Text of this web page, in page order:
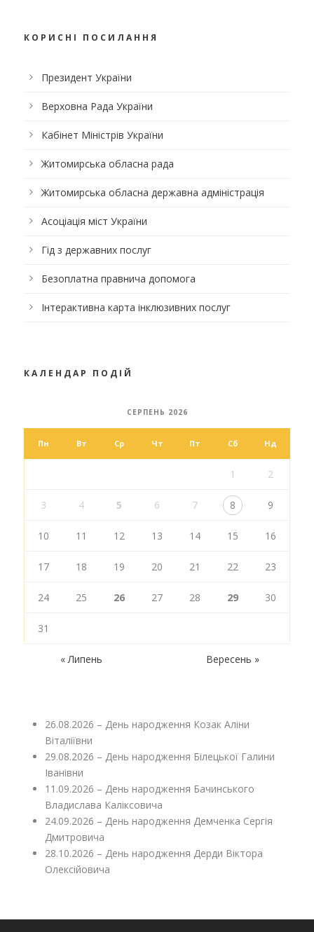
КОРИСНІ ПОСИЛАННЯ
Президент України
Верховна Рада України
Кабінет Міністрів України
Житомирська обласна рада
Житомирська обласна державна адміністрація
Асоціація міст України
Гід з державних послуг
Безоплатна правнича допомога
Інтерактивна карта інклюзивних послуг
КАЛЕНДАР ПОДІЙ
СЕРПЕНЬ 2026
Пн Вт Ср Чт Пт Сб Нд
1 2
3 4 5 6 7 8 9
10 11 12 13 14 15 16
17 18 19 20 21 22 23
24 25 26 27 28 29 30
31
« Липень Вересень »
26.08.2026 – День народження Козак Аліни
Віталіївни
29.08.2026 – День народження Білецької Галини
Іванівни
11.09.2026 – День народження Бачинського
Владислава Каліксовича
24.09.2026 – День народження Демченка Сергія
Дмитровича
28.10.2026 – День народження Дерди Віктора
Олексійовича